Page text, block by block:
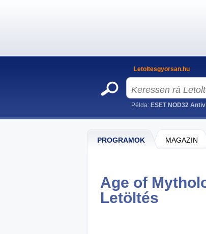
PROGRAMOK MAGAZIN
Age of
Letöltés
Letoltesgyorsan.hu
Példa: ESET NOD32